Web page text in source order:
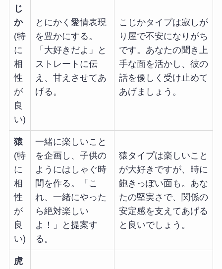
じ
か
(特
に
相
性
が
良
い)
とにかく愛情表現
を豊かにする。
「大好きだよ」と
ストレートに伝
え、甘えさせてあ
げる。
こじかタイプは寂しが
り屋で不安になりがち
です。あなたの聞き上
手な面を活かし、彼の
話を優しく受け止めて
あげましょう。
猿
(特
に
相
性
が
良
い)
一緒に楽しいこと
を企画し、子供の
ようにはしゃぐ時
間を作る。「こ
れ、一緒にやった
ら絶対楽しい
よ！」と提案す
る。
猿タイプは楽しいこと
が大好きですが、時に
飽きっぽい面も。あな
たの堅実さで、関係の
安定感を支えてあげる
と良いでしょう。
虎